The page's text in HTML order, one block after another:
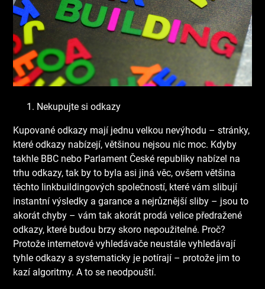
Nekupujte si odkazy
Kupované odkazy mají jednu velkou nevýhodu – stránky,
které odkazy nabízejí, většinou nejsou nic moc. Kdyby
takhle BBC nebo Parlament České republiky nabízel na
trhu odkazy, tak by to byla asi jiná věc, ovšem většina
těchto linkbuildingových společností, které vám slibují
instantní výsledky a garance a nejrůznější sliby – jsou to
akorát chyby – vám tak akorát prodá velice předražené
odkazy, které budou brzy skoro nepoužitelné. Proč?
Protože internetové vyhledávače neustále vyhledávají
tyhle odkazy a systematicky je potírají – protože jim to
kazí algoritmy. A to se neodpouští.